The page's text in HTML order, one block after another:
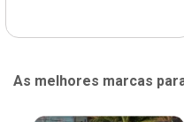
As melhores marcas